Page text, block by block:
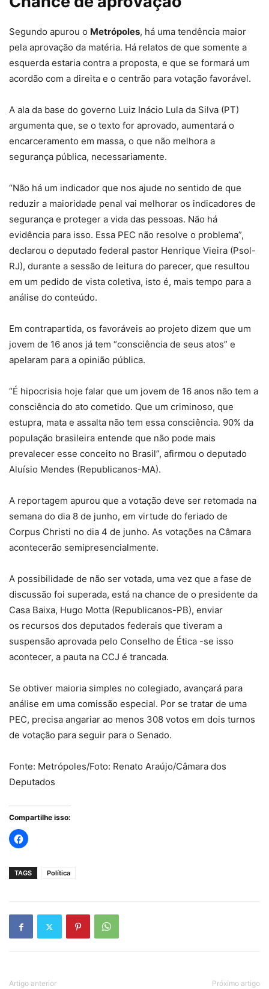
Segundo apurou o Metrópoles, há uma tendência maior
pela aprovação da matéria. Há relatos de que somente a
esquerda estaria contra a proposta, e que se formará um
acordão com a direita e o centrão para votação favorável.
A ala da base do governo Luiz Inácio Lula da Silva (PT)
argumenta que, se o texto for aprovado, aumentará o
encarceramento em massa, o que não melhora a
segurança pública, necessariamente.
“Não há um indicador que nos ajude no sentido de que
reduzir a maioridade penal vai melhorar os indicadores de
segurança e proteger a vida das pessoas. Não há
evidência para isso. Essa PEC não resolve o problema”,
declarou o deputado federal pastor Henrique Vieira (Psol-
RJ), durante a sessão de leitura do parecer, que resultou
em um pedido de vista coletiva, isto é, mais tempo para a
análise do conteúdo.
Em contrapartida, os favoráveis ao projeto dizem que um
jovem de 16 anos já tem “consciência de seus atos” e
apelaram para a opinião pública.
“É hipocrisia hoje falar que um jovem de 16 anos não tem a
consciência do ato cometido. Que um criminoso, que
estupra, mata e assalta não tem essa consciência. 90% da
população brasileira entende que não pode mais
prevalecer esse conceito no Brasil”, afirmou o deputado
Aluísio Mendes (Republicanos-MA).
A reportagem apurou que a votação deve ser retomada na
semana do dia 8 de junho, em virtude do feriado de
Corpus Christi no dia 4 de junho. As votações na Câmara
acontecerão semipresencialmente.
A possibilidade de não ser votada, uma vez que a fase de
discussão foi superada, está na chance de o presidente da
Casa Baixa, Hugo Motta (Republicanos-PB), enviar
os recursos dos deputados federais que tiveram a
suspensão aprovada pelo Conselho de Ética -se isso
acontecer, a pauta na CCJ é trancada.
Se obtiver maioria simples no colegiado, avançará para
análise em uma comissão especial. Por se tratar de uma
PEC, precisa angariar ao menos 308 votos em dois turnos
de votação para seguir para o Senado.
Fonte: Metrópoles/Foto: Renato Araújo/Câmara dos
Deputados
Compartilhe isso:
TAGS Política
Artigo anterior Próximo artigo